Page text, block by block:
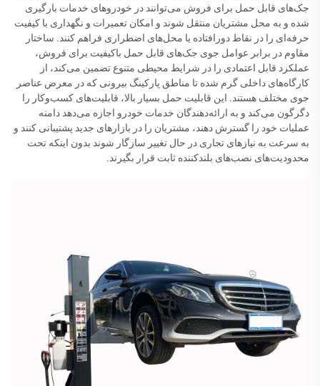
جک‌های قابل حمل برای فروش می‌توانند در خودروهای خدمات بارگیری
شده و به محل مشتریان منتقل شوند و امکان تعمیرات و نگهداری با کیفیت
حرفه‌ای را در نقاط دورافتاده یا محل‌های اضطراری فراهم کنند. ساختار
مقاوم در برابر عوامل جوی جک‌های قابل حمل باکیفیت برای فروش،
عملکرد قابل اعتمادی را در شرایط محیطی متنوع تضمین می‌کند، از
کارگاه‌های داخلی گرم شده تا مناطق پارکینگ بیرونی که در معرض عناصر
جوی مختلف هستند. این قابلیت حمل بسیار بالا، قابلیت‌های کسب‌وکار را
دگرگون می‌کند و به ارائه‌دهندگان خدمات خودرو اجازه می‌دهد دامنه
عملیات خود را گسترش دهند، مشتریان را در بازارهای جدید پشتیبانی کنند و
به سرعت به نیازهای تجاری در حال تغییر سازگار شوند بدون اینکه تحت
محدودیت‌های نصب‌های بلندکننده ثابت قرار بگیرند.